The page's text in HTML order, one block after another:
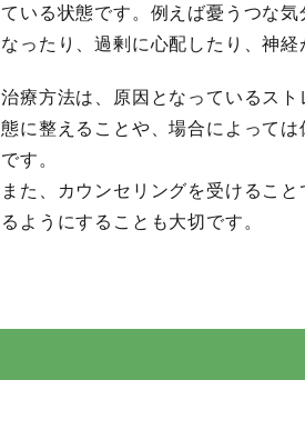
ている状態です。例えば憂うつな
なったり、過剰に心配したり、神経
治療方法は、原因となっているス
態に整えることや、場合によって
です。
また、カウンセリングを受けるこ
るようにすることも大切です。